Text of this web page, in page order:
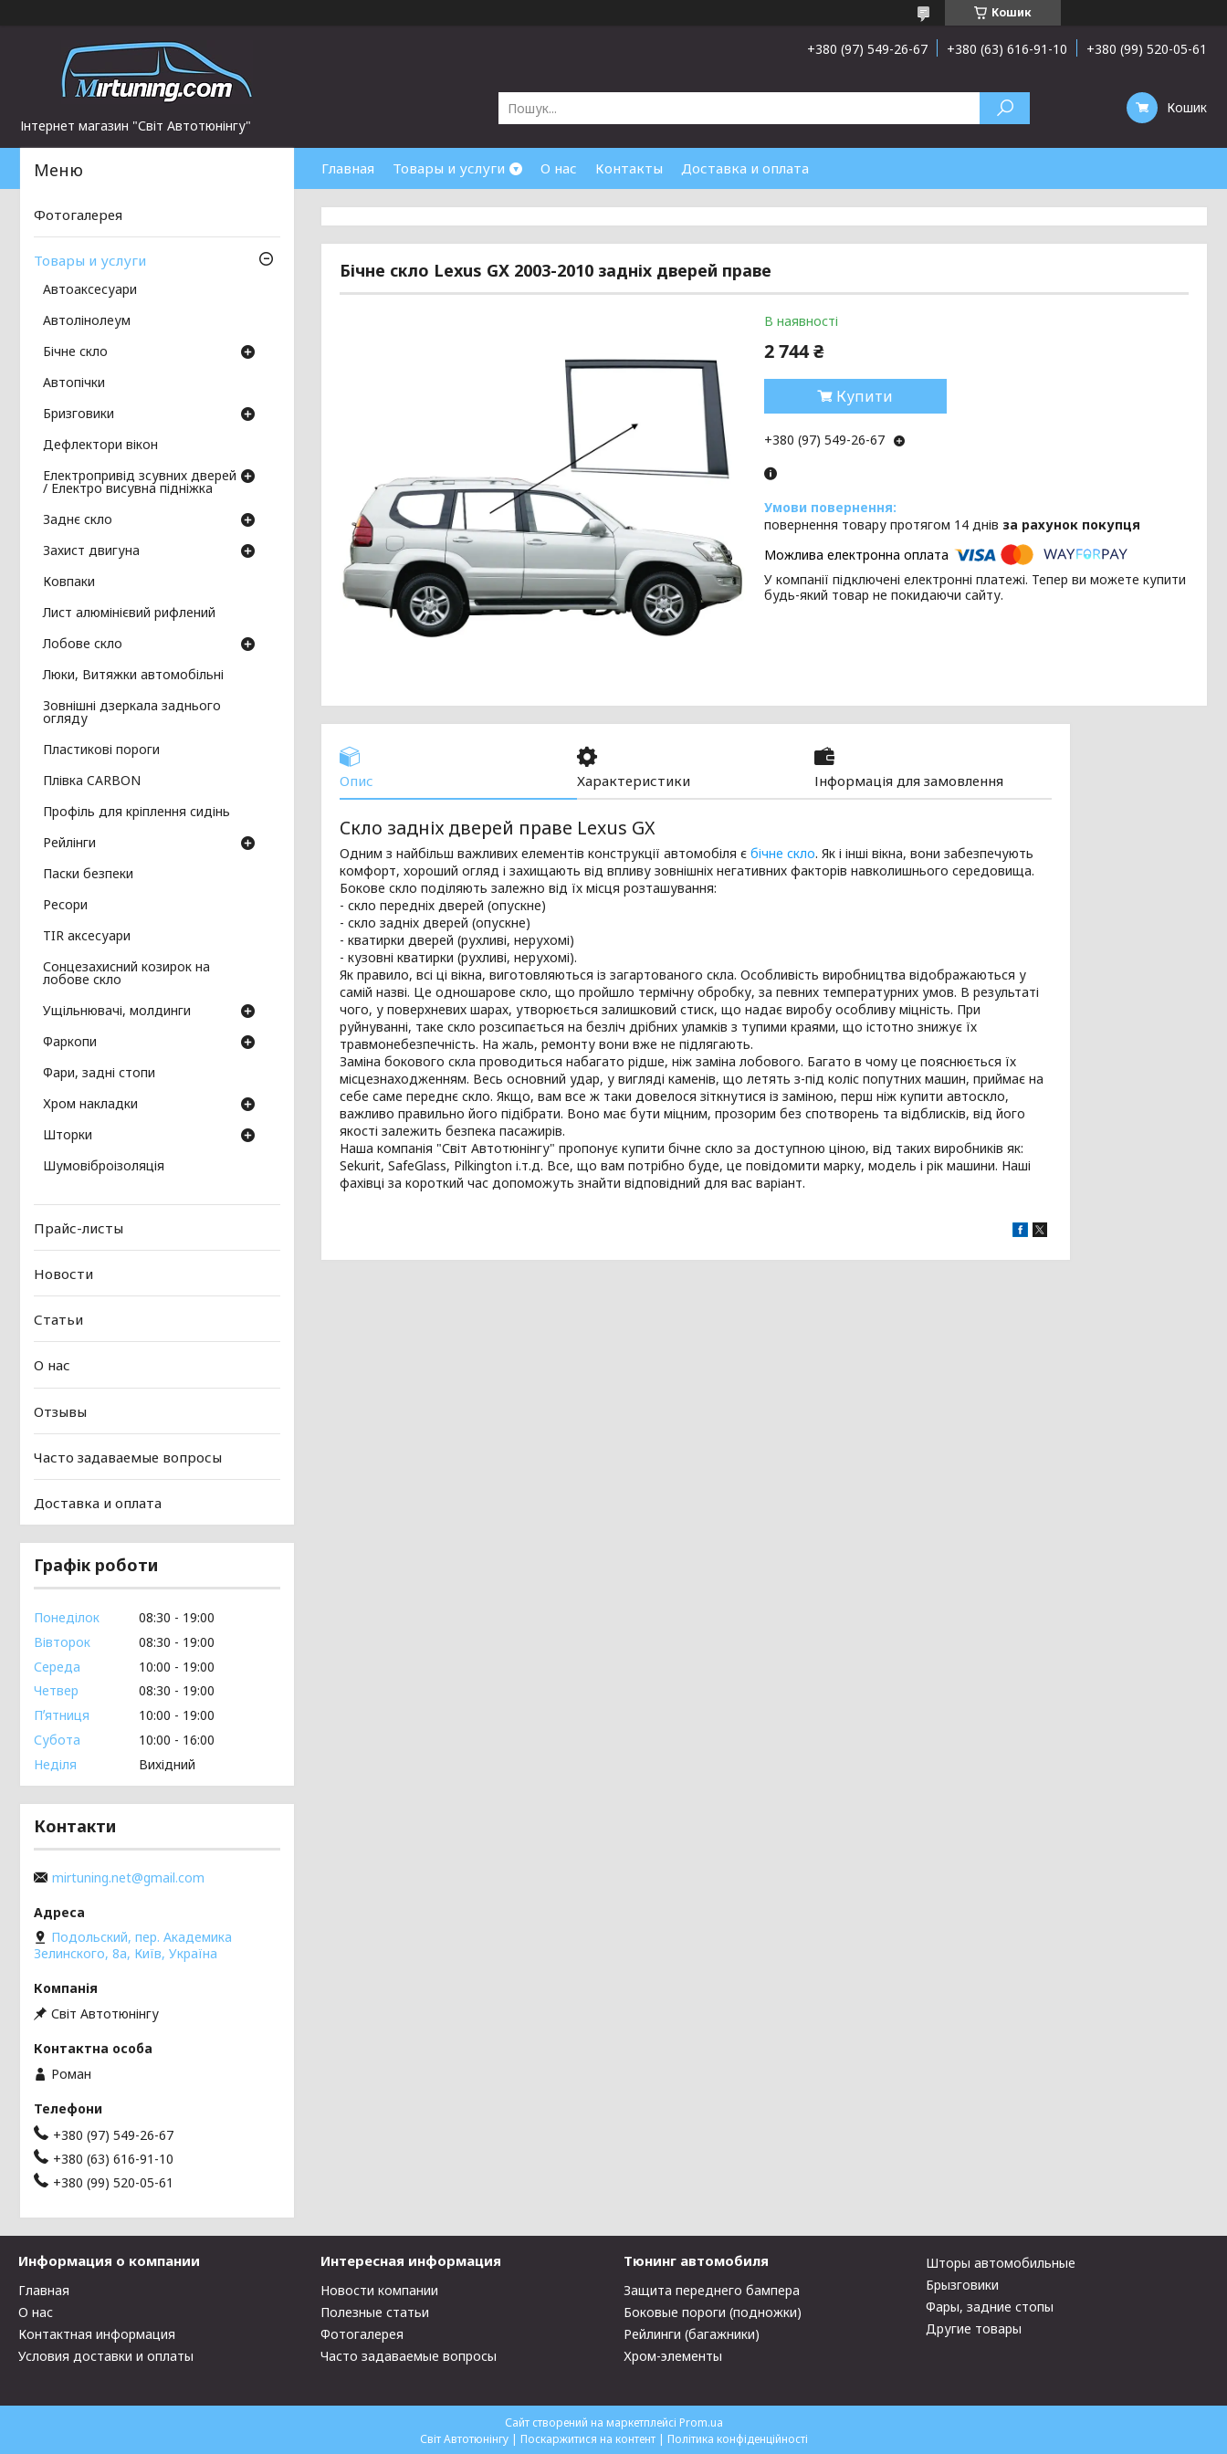
Кошик
Інтернет магазин "Світ Автотюнінгу"
+380 (97) 549-26-67 +380 (63) 616-91-10 +380 (99) 520-05-61
Кошик
Главная Товары и услуги О нас Контакты Доставка и оплата
Бічне скло Lexus GX 2003-2010 задніх дверей праве
В наявності
2 744 ₴
Купити
+380 (97) 549-26-67
повернення товару протягом 14 днів за рахунок покупця
У компанії підключені електронні платежі. Тепер ви можете купити
будь-який товар не покидаючи сайту.
Опис Характеристики Інформація для замовлення
Скло задніх дверей праве Lexus GX
Одним з найбільш важливих елементів конструкції автомобіля є бічне скло. Як і інші вікна, вони забезпечують
комфорт, хороший огляд і захищають від впливу зовнішніх негативних факторів навколишнього середовища.
Бокове скло поділяють залежно від їх місця розташування:
- скло передніх дверей (опускне)
- скло задніх дверей (опускне)
- кватирки дверей (рухливі, нерухомі)
- кузовні кватирки (рухливі, нерухомі).
Як правило, всі ці вікна, виготовляються із загартованого скла. Особливість виробництва відображаються у
самій назві. Це одношарове скло, що пройшло термічну обробку, за певних температурних умов. В результаті
чого, у поверхневих шарах, утворюється залишковий стиск, що надає виробу особливу міцність. При
руйнуванні, таке скло розсипається на безліч дрібних уламків з тупими краями, що істотно знижує їх
травмонебезпечність. На жаль, ремонту вони вже не підлягають.
Заміна бокового скла проводиться набагато рідше, ніж заміна лобового. Багато в чому це пояснюється їх
місцезнаходженням. Весь основний удар, у вигляді каменів, що летять з-під коліс попутних машин, приймає на
себе саме переднє скло. Якщо, вам все ж таки довелося зіткнутися із заміною, перш ніж купити автоскло,
важливо правильно його підібрати. Воно має бути міцним, прозорим без спотворень та відблисків, від його
якості залежить безпека пасажирів.
Наша компанія "Світ Автотюнінгу" пропонує купити бічне скло за доступною ціною, від таких виробників як:
Sekurit, SafeGlass, Pilkington і.т.д. Все, що вам потрібно буде, це повідомити марку, модель і рік машини. Наші
фахівці за короткий час допоможуть знайти відповідний для вас варіант.
Фотогалерея
Товары и услуги
Автоаксесуари
Автолінолеум
Бічне скло
Автопічки
Бризговики
Дефлектори вікон
Електропривід зсувних дверей
/ Електро висувна підніжка
Заднє скло
Захист двигуна
Ковпаки
Лист алюмінієвий рифлений
Лобове скло
Люки, Витяжки автомобільні
Зовнішні дзеркала заднього
огляду
Пластикові пороги
Плівка CARBON
Профіль для кріплення сидінь
Рейлінги
Паски безпеки
Ресори
TIR аксесуари
Сонцезахисний козирок на
лобове скло
Ущільнювачі, молдинги
Фаркопи
Фари, задні стопи
Хром накладки
Шторки
Шумовіброізоляція
Прайс-листы
Новости
Статьи
О нас
Отзывы
Часто задаваемые вопросы
Доставка и оплата
Графік роботи
Понеділок 08:30
19:00
Вівторок
08:30
19:00
Середа
10:00
19:00
Четвер
08:30
19:00
Пʼятниця
10:00
19:00
Субота
10:00
16:00
Неділя
Вихідний
Контакти
mirtuning.net@gmail.com
Подольский, пер. Академика
Зелинского, 8а, Київ, Україна
Світ Автотюнінгу
Роман
+380 (97) 549-26-67
+380 (63) 616-91-10
+380 (99) 520-05-61
Информация о компании
Главная
О нас
Контактная информация
Условия доставки и оплаты
Интересная информация
Новости компании
Полезные статьи
Фотогалерея
Часто задаваемые вопросы
Тюнинг автомобиля
Защита переднего бампера
Боковые пороги (подножки)
Рейлинги (багажники)
Хром-элементы
Шторы автомобильные
Брызговики
Фары, задние стопы
Другие товары
Сайт створений на маркетплейсі Prom.ua
Світ Автотюнінгу | Поскаржитися на контент | Політика конфіденційності